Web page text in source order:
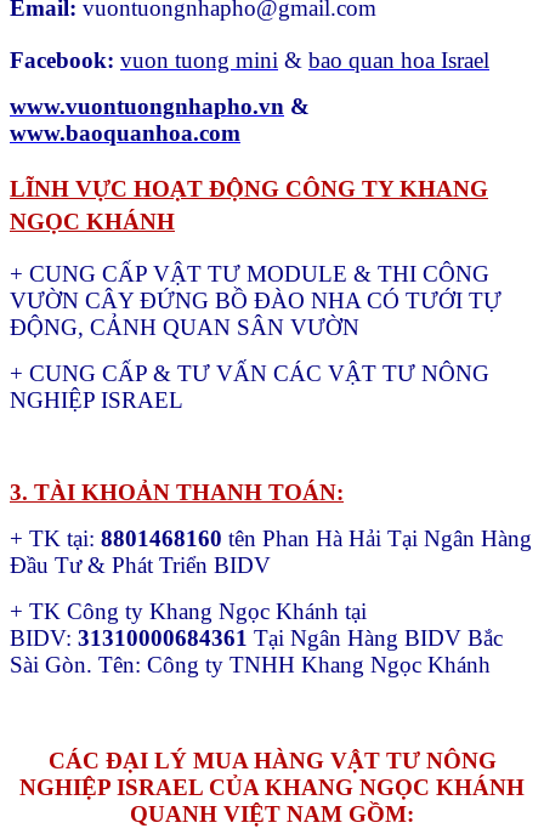
Email: vuontuongnhapho@gmail.com
Facebook: vuon tuong mini & bao quan hoa Israel
www.vuontuongnhapho.vn &
www.baoquanhoa.com
LĨNH VỰC HOẠT ĐỘNG CÔNG TY KHANG
NGỌC KHÁNH
+ CUNG CẤP VẬT TƯ MODULE & THI CÔNG
VƯỜN CÂY ĐỨNG BỒ ĐÀO NHA CÓ TƯỚI TỰ
ĐỘNG, CẢNH QUAN SÂN VƯỜN
+ CUNG CẤP & TƯ VẤN CÁC VẬT TƯ NÔNG
NGHIỆP ISRAEL
3. TÀI KHOẢN THANH TOÁN:
+ TK tại: 8801468160 tên Phan Hà Hải Tại Ngân Hàng
Đầu Tư & Phát Triển BIDV
+ TK Công ty Khang Ngọc Khánh tại
BIDV: 31310000684361 Tại Ngân Hàng BIDV Bắc
Sài Gòn. Tên: Công ty TNHH Khang Ngọc Khánh
CÁC ĐẠI LÝ MUA HÀNG VẬT TƯ NÔNG
NGHIỆP ISRAEL CỦA KHANG NGỌC KHÁNH
QUANH VIỆT NAM GỒM: